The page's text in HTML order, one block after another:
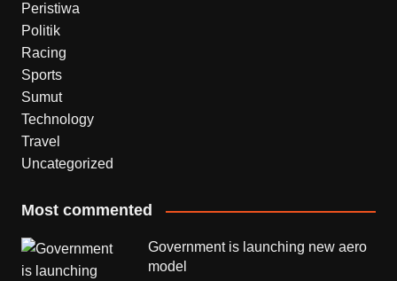
Peristiwa
Politik
Racing
Sports
Sumut
Technology
Travel
Uncategorized
Most commented
Government is launching new aero
model